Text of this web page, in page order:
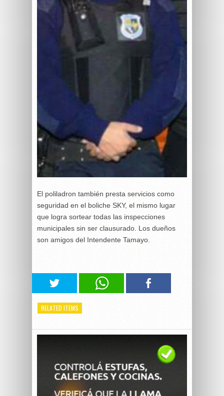
El poliladron también presta servicios como
seguridad en el boliche SKY, el mismo lugar
que logra sortear todas las inspecciones
municipales sin ser clausurado. Los dueños
son amigos del Intendente Tamayo.
RELATED ITEMS